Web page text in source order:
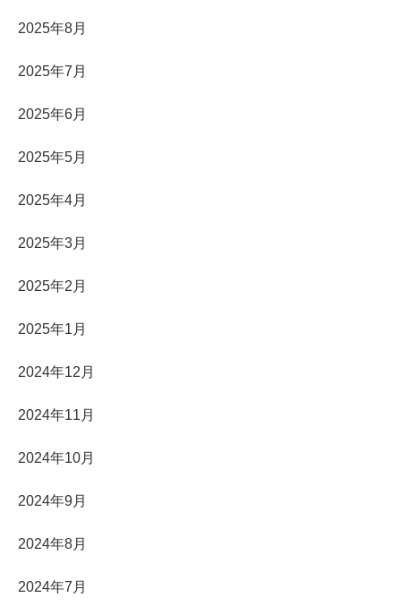
2025年8月
2025年7月
2025年6月
2025年5月
2025年4月
2025年3月
2025年2月
2025年1月
2024年12月
2024年11月
2024年10月
2024年9月
2024年8月
2024年7月